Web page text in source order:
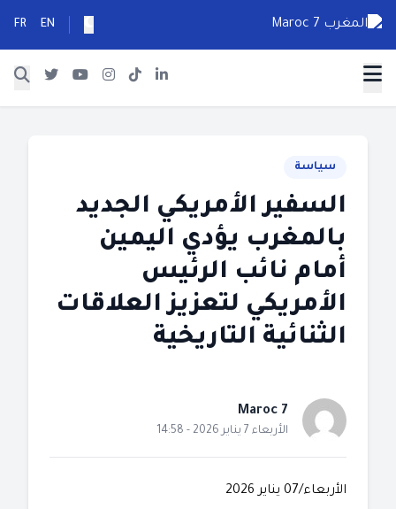
EN
FR
سياسة
السفير الأمريكي الجديد
بالمغرب يؤدي اليمين
أمام نائب الرئيس
الأمريكي لتعزيز العلاقات
الثنائية التاريخية
Maroc 7
الأربعاء 7 يناير 2026 - 14:58
الأربعاء/07 يناير 2026